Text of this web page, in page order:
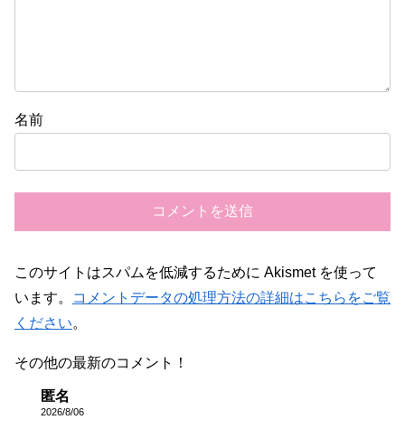
名前
このサイトはスパムを低減するために Akismet を使って
います。
コメントデータの処理方法の詳細はこちらをご覧
ください。
その他の最新のコメント！
匿名
2026/8/06